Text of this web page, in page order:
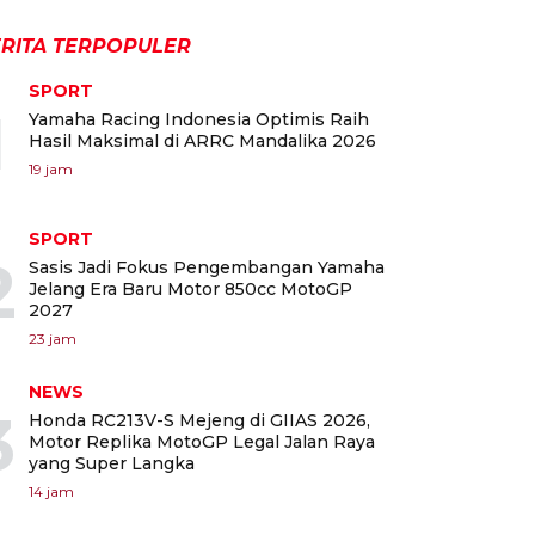
TERPOPULER
SPORT
Yamaha Racing Indonesia Optimis Raih
Hasil Maksimal di ARRC Mandalika 2026
19 jam
SPORT
Sasis Jadi Fokus Pengembangan Yamaha
Jelang Era Baru Motor 850cc MotoGP
2027
23 jam
NEWS
Honda RC213V-S Mejeng di GIIAS 2026,
Motor Replika MotoGP Legal Jalan Raya
yang Super Langka
14 jam